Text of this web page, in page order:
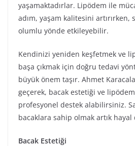
yaşamaktadırlar. Lipödem ile
adım, yaşam kalitesini artırırken,
olumlu yönde etkileyebilir.
Kendinizi yeniden keşfetmek ve
başa çıkmak için doğru tedavi
büyük önem taşır. Ahmet
geçerek, bacak estetiği ve
profesyonel destek alabilirsiniz.
bacaklara sahip olmak artık hayal
Bacak Estetiği